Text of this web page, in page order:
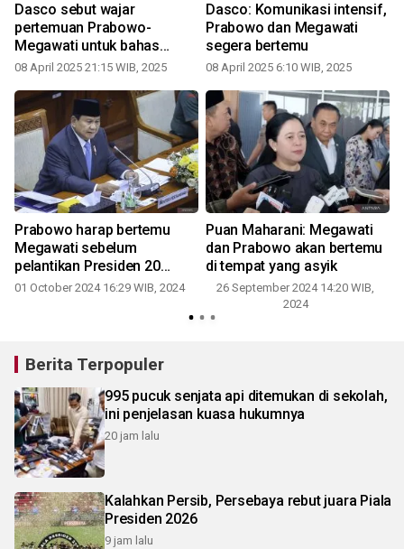
Dasco sebut wajar
pertemuan Prabowo-
Megawati untuk bahas
kondisi global
08 April 2025 21:15 WIB, 2025
Dasco: Komunikasi intensif,
Prabowo dan Megawati
segera bertemu
08 April 2025 6:10 WIB, 2025
Prabowo harap bertemu
Megawati sebelum
pelantikan Presiden 20
Oktober
01 October 2024 16:29 WIB, 2024
Puan Maharani: Megawati
dan Prabowo akan bertemu
di tempat yang asyik
26 September 2024 14:20 WIB,
2024
Berita Terpopuler
995 pucuk senjata api ditemukan di sekolah,
ini penjelasan kuasa hukumnya
20 jam lalu
Kalahkan Persib, Persebaya rebut juara Piala
Presiden 2026
9 jam lalu